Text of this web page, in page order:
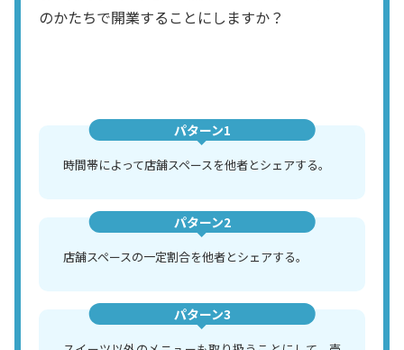
のかたちで開業することにしますか？
パターン1
時間帯によって店舗スペースを他者とシェアする。
パターン2
店舗スペースの一定割合を他者とシェアする。
パターン3